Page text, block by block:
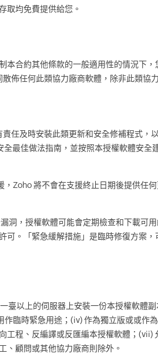
取均免費提供給您。
本合約其他條款的一般適用性的情況下
佈任何此類協力廠商軟體，除非此類協
任及時安裝此類更新和安全修補程式
最佳做法指南，並按照本授權軟體安
Zoho 將不會在支援終止日期後提供任
洞，授權軟體可能會定期檢查和下載可
可。「緊急緩解措施」是臨時修復方案
臺以上的伺服器上安裝一份本授權軟體
臨時緊急用途；(iv) 作為獨立版或或作
工程、反編譯或反匯編本授權軟體；
、顧問或其他協力廠商則除外。